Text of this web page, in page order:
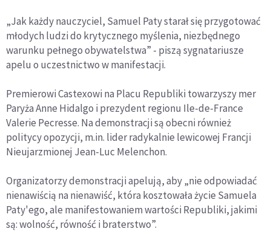
„Jak każdy nauczyciel, Samuel Paty starał się przygotować
młodych ludzi do krytycznego myślenia, niezbędnego
warunku pełnego obywatelstwa” - piszą sygnatariusze
apelu o uczestnictwo w manifestacji.
Premierowi Castexowi na Placu Republiki towarzyszy mer
Paryża Anne Hidalgo i prezydent regionu Ile-de-France
Valerie Pecresse. Na demonstracji są obecni również
politycy opozycji, m.in. lider radykalnie lewicowej Francji
Nieujarzmionej Jean-Luc Melenchon.
Organizatorzy demonstracji apelują, aby „nie odpowiadać
nienawiścią na nienawiść, która kosztowała życie Samuela
Paty'ego, ale manifestowaniem wartości Republiki, jakimi
są: wolność, równość i braterstwo”.